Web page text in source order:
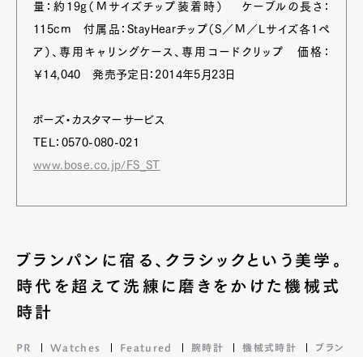
量：約19g（Mサイズチップ装着時） ケーブルの長さ：
115cm 付属品：StayHearチップ（S／M／Lサイズ各1ペ
ア）、専用キャリングケース、専用コードクリップ 価格：
￥14,040 発売予定日：2014年5月23日
ボーズ・カスタマーサービス
TEL：0570-080-021
www.bose.co.jp/FS_ST
ブランパンに宿る、クラシックという美学。
時代を超えて洗練に磨きをかけた機械式
時計
PR Watches Featured 腕時計 機械式時計
ブラン